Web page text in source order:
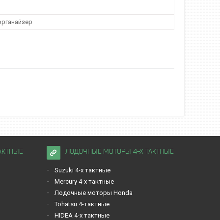
ЛОДОЧНЫЕ МОТОРЫ 4-Х ТАКТНЫЕ
Suzuki 4-х тактные
Mercury 4-х тактные
Лодочные моторы Honda
Tohatsu 4-тактные
HIDEA 4-х тактные